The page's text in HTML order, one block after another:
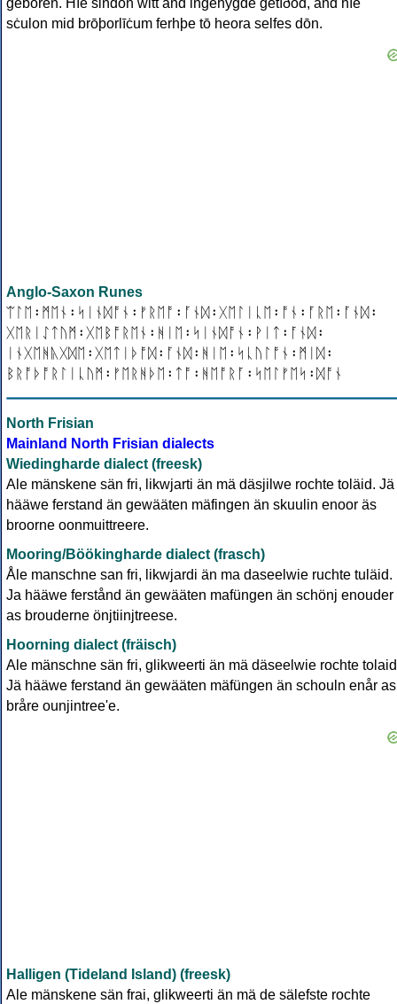
ġeboren. Hīe sindon witt and inġehygde ġetīðod, and hīe
sċulon mid brōþorlīċum ferhþe tō heora selfes dōn.
Anglo-Saxon Runes
ᛠᛚᛖ᛬ᛗᛖᚾ᛬ᛋᛁᚾᛞᚩᚾ᛬ᚠᚱᛖᚩ᛬ᚪᚾᛞ᛬ᚷᛖᛚᛁᚳᛖ᛬ᚩᚾ᛬ᚪᚱᛖ᛬ᚪᚾᛞ᛬
ᚷᛖᚱᛁᛇᛏᚢᛗ᛬ᚷᛖᛒᚩᚱᛖᚾ᛬ᚻᛁᛖ᛬ᛋᛁᚾᛞᚩᚾ᛬ᚹᛁᛏ᛬ᚪᚾᛞ᛬
ᛁᚾᚷᛖᚻᚣᚷᛞᛖ᛬ᚷᛖᛏᛁᚦᚩᛞ᛬ᚪᚾᛞ᛬ᚻᛁᛖ᛬ᛋᚳᚢᛚᚩᚾ᛬ᛗᛁᛞ᛬
ᛒᚱᚩᚦᚩᚱᛚᛁᚳᚢᛗ᛬ᚠᛖᚱᚻᚦᛖ᛬ᛏᚩ᛬ᚻᛖᚩᚱᚪ᛬ᛋᛖᛚᚠᛖᛋ᛬ᛞᚩᚾ
North Frisian
Mainland North Frisian dialects
Wiedingharde dialect (freesk)
Ale mänskene sän fri, likwjarti än mä däsjilwe rochte toläid. Jä
hääwe ferstand än gewääten mäfingen än skuulin enoor äs
broorne oonmuittreere.
Mooring/Böökingharde dialect (frasch)
Åle manschne san fri, likwjardi än ma daseelwie ruchte tuläid.
Ja hääwe ferstånd än gewääten mafüngen än schönj enouder
as brouderne önjtiinjtreese.
Hoorning dialect (fräisch)
Ale mänschne sän fri, glikweerti än mä däseelwie rochte
Jä hääwe ferstand än gewääten mäfüngen än schouln enår as
bråre ounjintree'e.
Halligen (Tideland Island) (freesk)
Ale mänskene sän frai, glikweerti än mä de sälefste rochte